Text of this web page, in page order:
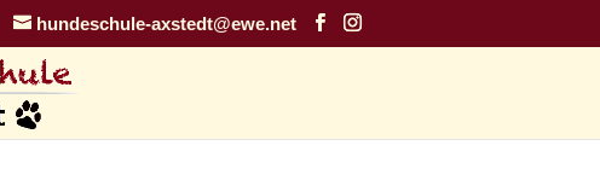
hundeschule-axstedt@ewe.net